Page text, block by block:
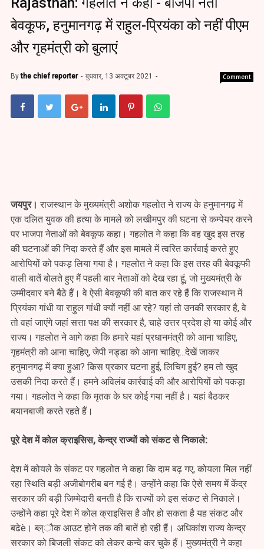
बेवकूफ, हनुमानगढ़ में राहुल-प्रियंका को नहीं पीएम
और गृहमंत्री को बुलाएं
Bythe chief reporter बुधवार, 13 अक्टूबर 2021 Comment
जयपुर। राजस्थान के मुख्यमंत्री अशोक गहलोत ने राज्य के हनुमानगढ़ में
एक दलित युवक की हत्या के मामले को लखीमपुर की घटना से कम्पेयर करने
पर भाजपा नेताओं को बेवकूफ कहा। गहलोत ने कहा कि वह खुद इस तरह
की घटनाओं की निदा करते हैं और इस मामले में त्वरित कार्रवाई करते हुए
आरोपियों को पकड़ लिया गया है। गहलोत ने कहा कि इस तरह की बेवकूफी
वाली बातें बोलते हुए मैं पहली बार नेताओं को देख रहा हूं, जो मुख्यमंत्री के
उम्मीदवार बने बैठे हैं। वे ऐसी बेवकूफी की बात कर रहे हैं कि राजस्थान में
प्रियंका गांधी या राहुल गांधी क्यों नहीं आ रहे? यहां तो उनकी सरकार है, वे
तो वहां जाएंगे जहां सत्ता पक्ष की सरकार है, चाहे उत्तर प्रदेश हो या कोई और
राज्य। गहलोत ने आगे कहा कि हमारे यहां प्रधानमंत्री को आना चाहिए,
गृहमंत्री को आना चाहिए, जेपी नड्डा को आना चाहिए...देखें जाकर
हनुमानगढ़ में क्या हुआ? किस प्रकार घटना हुई, लिचिग हुई? हम तो खुद
उसकी निदा करते हैं। हमने अविलंब कार्रवाई की और आरोपियों को पकड़ा
गया। गहलोत ने कहा कि मृतक के घर कोई गया नहीं है। यहां बैठकर
बयानबाजी करते रहते हैं।
पूरे देश में कोल क्राइसिस, केन्द्र राज्यों को संकट से निकाले:
देश में कोयले के संकट पर गहलोत ने कहा कि दाम बढ़ गए, कोयला मिल नहीं
रहा स्थिति बड़ी अजीबोगरीब बन गई है। उन्होंने कहा कि ऐसे समय में केंद्र
सरकार की बड़ी जिम्मेदारी बनती है कि राज्यों को इस संकट से निकाले।
उन्होंने कहा पूरे देश में कोल क्राइसिस है और हो सकता है यह संकट और
बढेè। ब्ल्ौक आउट होने तक की बातें हो रही हैं। अधिकांश राज्य केन्द्र
सरकार को बिजली संकट को लेकर कन्वे कर चुके हैं। मुख्यमंत्री ने कहा